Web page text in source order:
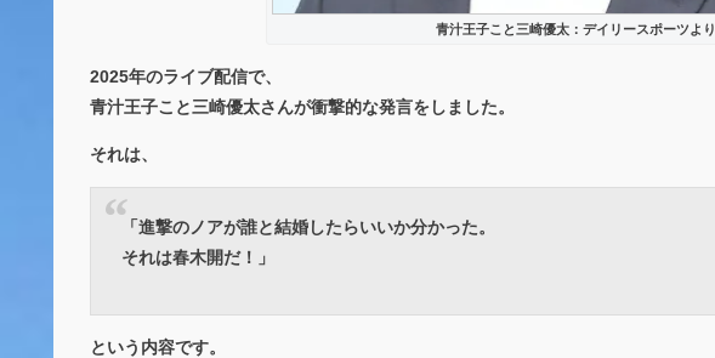
青汁王子こと三崎優太：デイリースポーツより
2025年のライブ配信で、
青汁王子こと三崎優太さんが衝撃的な発言をしました。
それは、
「進撃のノアが誰と結婚したらいいか分かった。
それは春木開だ！」
という内容です。